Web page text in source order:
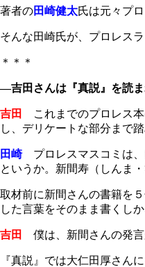
著者の田崎健太氏は元々プ
そんな田崎氏が、プロレス
＊＊＊
―吉田さんは『真説』を読
吉田
これまでのプロレス本
し、デリケートな部分まで
田崎プロレスマスコミは、
というか。新間寿（しんま
取材前に新間さんの書籍を
した言葉をそのまま書くしか
吉田 僕は、新間さんの発言
『真説』では大仁田厚さん